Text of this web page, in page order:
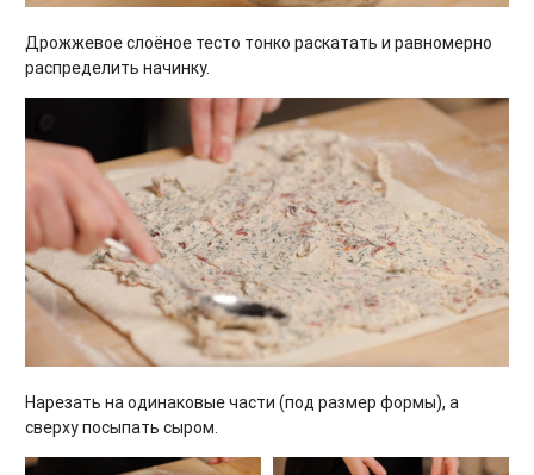
Дрожжевое слоёное тесто тонко раскатать и равномерно
распределить начинку.
Нарезать на одинаковые части (под размер формы), а
сверху посыпать сыром.